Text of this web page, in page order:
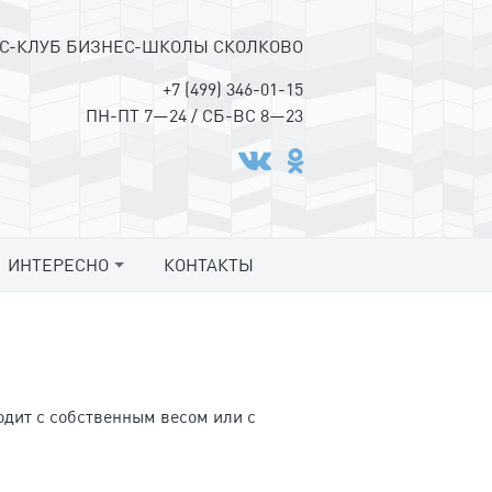
КЛУБ БИЗНЕС-ШКОЛЫ СКОЛКОВО
+7 (499) 346-01-15
ПН-ПТ 7—24 / СБ-ВС 8—23
ИНТЕРЕСНО КОНТАКТЫ
с собственным весом или с